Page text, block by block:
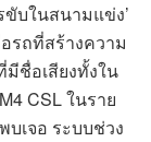
บในสนามแข่ง’
รถที่สร้างความ
มีชื่อเสียงทั้งใน
CSL ในราย
เจอ ระบบช่วง